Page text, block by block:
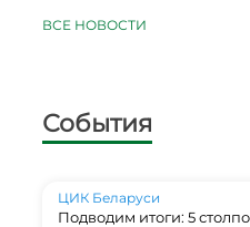
ВСЕ НОВОСТИ
События
ЦИК Беларуси
Подводим итоги: 5